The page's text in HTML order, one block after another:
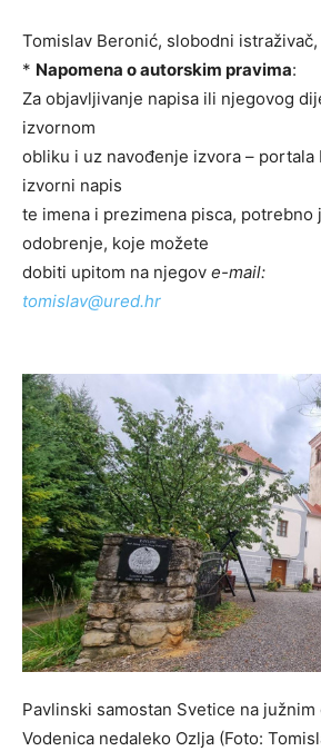
Tomislav Beronić, slobodni
* Napomena o autorskim pravima:
Za objavljivanje napisa ili njegovog
izvornom
obliku i uz navođenje izvora – portala
izvorni napis
te imena i prezimena pisca, potrebno
odobrenje, koje možete
dobiti upitom na njegov e-mail:
tomislav@ured.hr
Pavlinski samostan Svetice na
Vodenica nedaleko Ozlja (Foto: